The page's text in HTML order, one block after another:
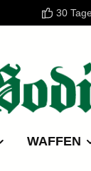
30
WAFFEN